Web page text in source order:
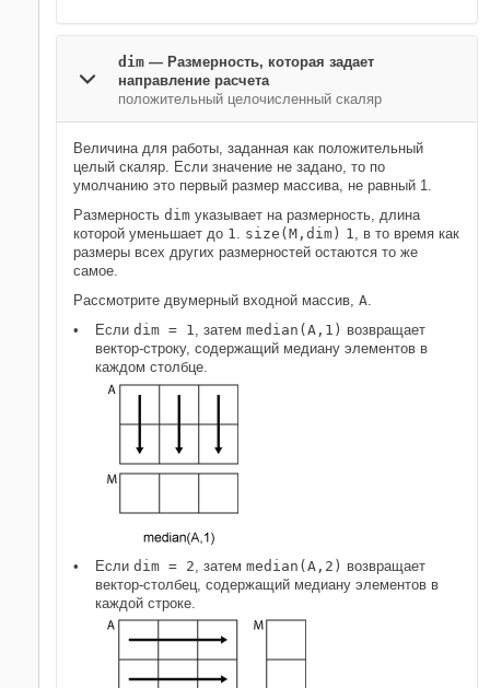
dim — Размерность, которая задает
направление расчета
положительный целочисленный скаляр
Величина для работы, заданная как положительный
целый скаляр. Если значение не задано, то по
умолчанию это первый размер массива, не равный 1.
Размерность dim указывает на размерность, длина
которой уменьшает до 1. size(M,dim) 1, в то время как
размеры всех других размерностей остаются то же
самое.
Рассмотрите двумерный входной массив, A.
Если dim = 1, затем median(A,1) возвращает
вектор-строку, содержащий медиану элементов в
каждом столбце.
Если dim = 2, затем median(A,2) возвращает
вектор-столбец, содержащий медиану элементов в
каждой строке.